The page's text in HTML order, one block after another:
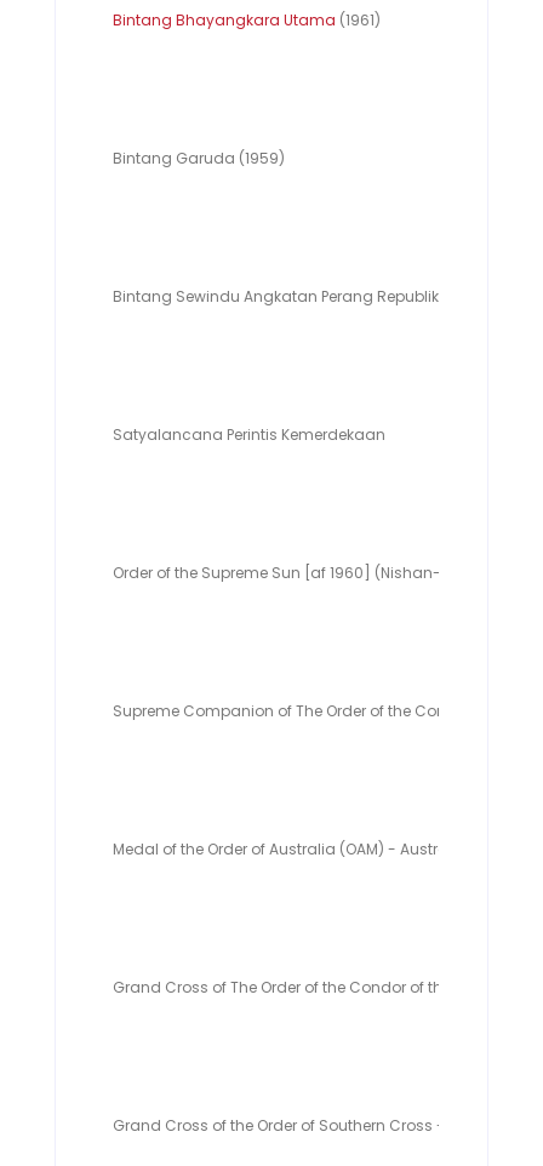
Bintang Bhayangkara Utama (1961)
Bintang Garuda (1959)
Bintang Sewindu Angkatan Perang Republik Indonesia
Satyalancana Perintis Kemerdekaan
Order of the Supreme Sun [af 1960] (Nishan-i-Lmar-i-
Supreme Companion of The Order of the Companions of
Medal of the Order of Australia (OAM) - Australia
Grand Cross of The Order of the Condor of the Andes -
Grand Cross of the Order of Southern Cross - Brasil